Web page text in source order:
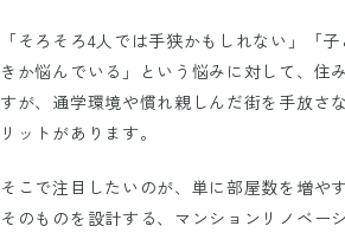
「そろそろ4人では手狭かもしれない」「
きか悩んでいる」という悩みに対して、住
すが、通学環境や慣れ親しんだ街を手放さ
リットがあります。
そこで注目したいのが、単に部屋数を増や
そのものを設計する、マンションリノベー